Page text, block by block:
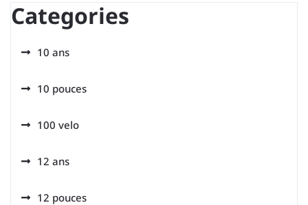
Categories
10 ans
10 pouces
100 velo
12 ans
12 pouces